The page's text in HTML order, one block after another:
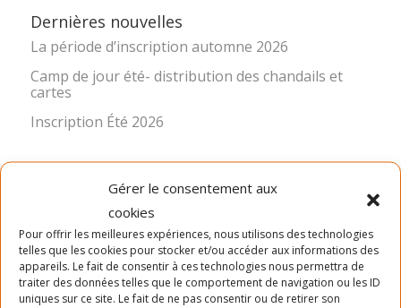
Gérer le consentement aux
cookies
Pour offrir les meilleures expériences, nous utilisons des technologies
telles que les cookies pour stocker et/ou accéder aux informations des
appareils. Le fait de consentir à ces technologies nous permettra de
traiter des données telles que le comportement de navigation ou les ID
uniques sur ce site. Le fait de ne pas consentir ou de retirer son
Dernières nouvelles
La période d’inscription automne 2026
Camp de jour été- distribution des chandails et
cartes
Inscription Été 2026
LA MISSION